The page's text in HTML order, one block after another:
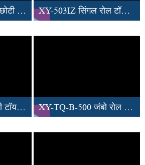
XY-SD-B 3-6 प्लाई छोटी टॉयलेट पेपर कोर बनाने की मशीन XY-503IZ सिंगल रोल टॉयलेट पेपर रैपिंग मशीन
XY-TQ-1575B छोटी टॉयलेट पेपर रिवाइंडिंग मशीन XY-TQ-B-500 जंबो रोल टॉयलेट पेपर बनाने की मशीन उत्पादन लाइन